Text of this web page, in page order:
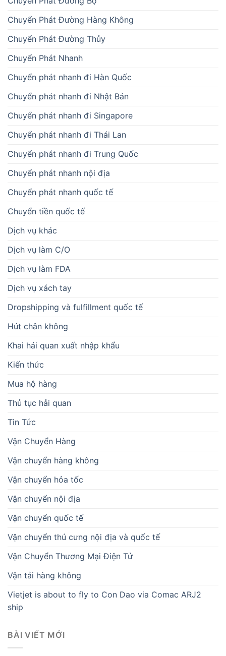
Chuyển Phát Đường Hàng Không
Chuyển Phát Đường Thủy
Chuyển Phát Nhanh
Chuyển phát nhanh đi Hàn Quốc
Chuyển phát nhanh đi Nhật Bản
Chuyển phát nhanh đi Singapore
Chuyển phát nhanh đi Thái Lan
Chuyển phát nhanh đi Trung Quốc
Chuyển phát nhanh nội địa
Chuyển phát nhanh quốc tế
Chuyển tiền quốc tế
Dịch vụ khác
Dịch vụ làm C/O
Dịch vụ làm FDA
Dịch vụ xách tay
Dropshipping và fulfillment quốc tế
Hút chân không
Khai hải quan xuất nhập khẩu
Kiến thức
Mua hộ hàng
Thủ tục hải quan
Tin Tức
Vận Chuyển Hàng
Vận chuyển hàng không
Vận chuyển hỏa tốc
Vận chuyển nội địa
Vận chuyển quốc tế
Vận chuyển thú cưng nội địa và quốc tế
Vận Chuyển Thương Mại Điện Tử
Vận tải hàng không
Vietjet is about to fly to Con Dao via Comac ARJ2
ship
BÀI VIẾT MỚI